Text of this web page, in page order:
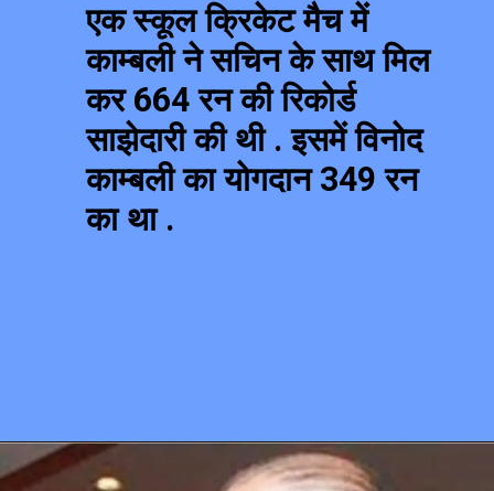
एक स्कूल क्रिकेट मैच में
काम्बली ने सचिन के साथ मिल
कर 664 रन की रिकोर्ड
साझेदारी की थी . इसमें विनोद
काम्बली का योगदान 349 रन
का था .